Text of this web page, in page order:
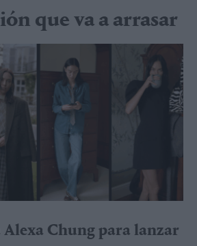
que va a arrasar
Alexa Chung para lanzar